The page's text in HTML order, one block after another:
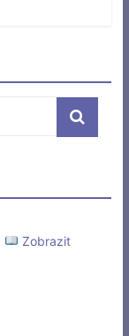
Zobrazit